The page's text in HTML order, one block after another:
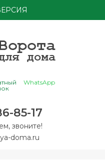
WhatsApp
85-17
звоните!
doma.ru